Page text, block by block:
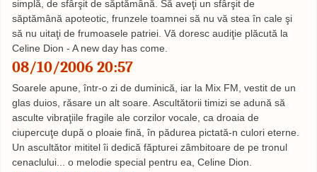
simplă, de sfârşit de săptămână. Să aveţi un sfârşit de
săptămână apoteotic, frunzele toamnei să nu vă stea în cale şi
să nu uitaţi de frumoasele patriei. Vă doresc audiţie plăcută la
Celine Dion - A new day has come.
08/10/2006 20:57
Soarele apune, într-o zi de duminică, iar la Mix FM, vestit de un
glas duios, răsare un alt soare. Ascultătorii timizi se adună să
asculte vibraţiile fragile ale corzilor vocale, ca droaia de
ciupercuţe după o ploaie fină, în pădurea pictată-n culori eterne.
Un ascultător mititel îi dedică făpturei zâmbitoare de pe tronul
cenaclului... o melodie special pentru ea, Celine Dion.